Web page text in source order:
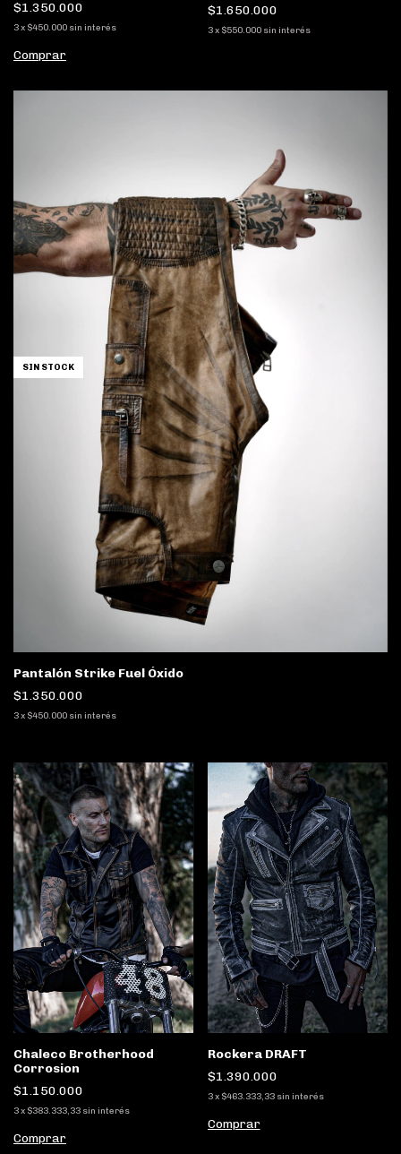
$1.350.000
3x $450.000 sin interés
Comprar
$1.650.000
3 x $550.000 sin interés
SIN STOCK
Pantalón Strike Fuel Óxido
$1.350.000
3x $450.000 sin interés
Chaleco Brotherhood
Corrosion
$1.150.000
3x $383.333,33 sin interés
Comprar
Rockera DRAFT
$1.390.000
3 x $463.333,33 sin interés
Comprar